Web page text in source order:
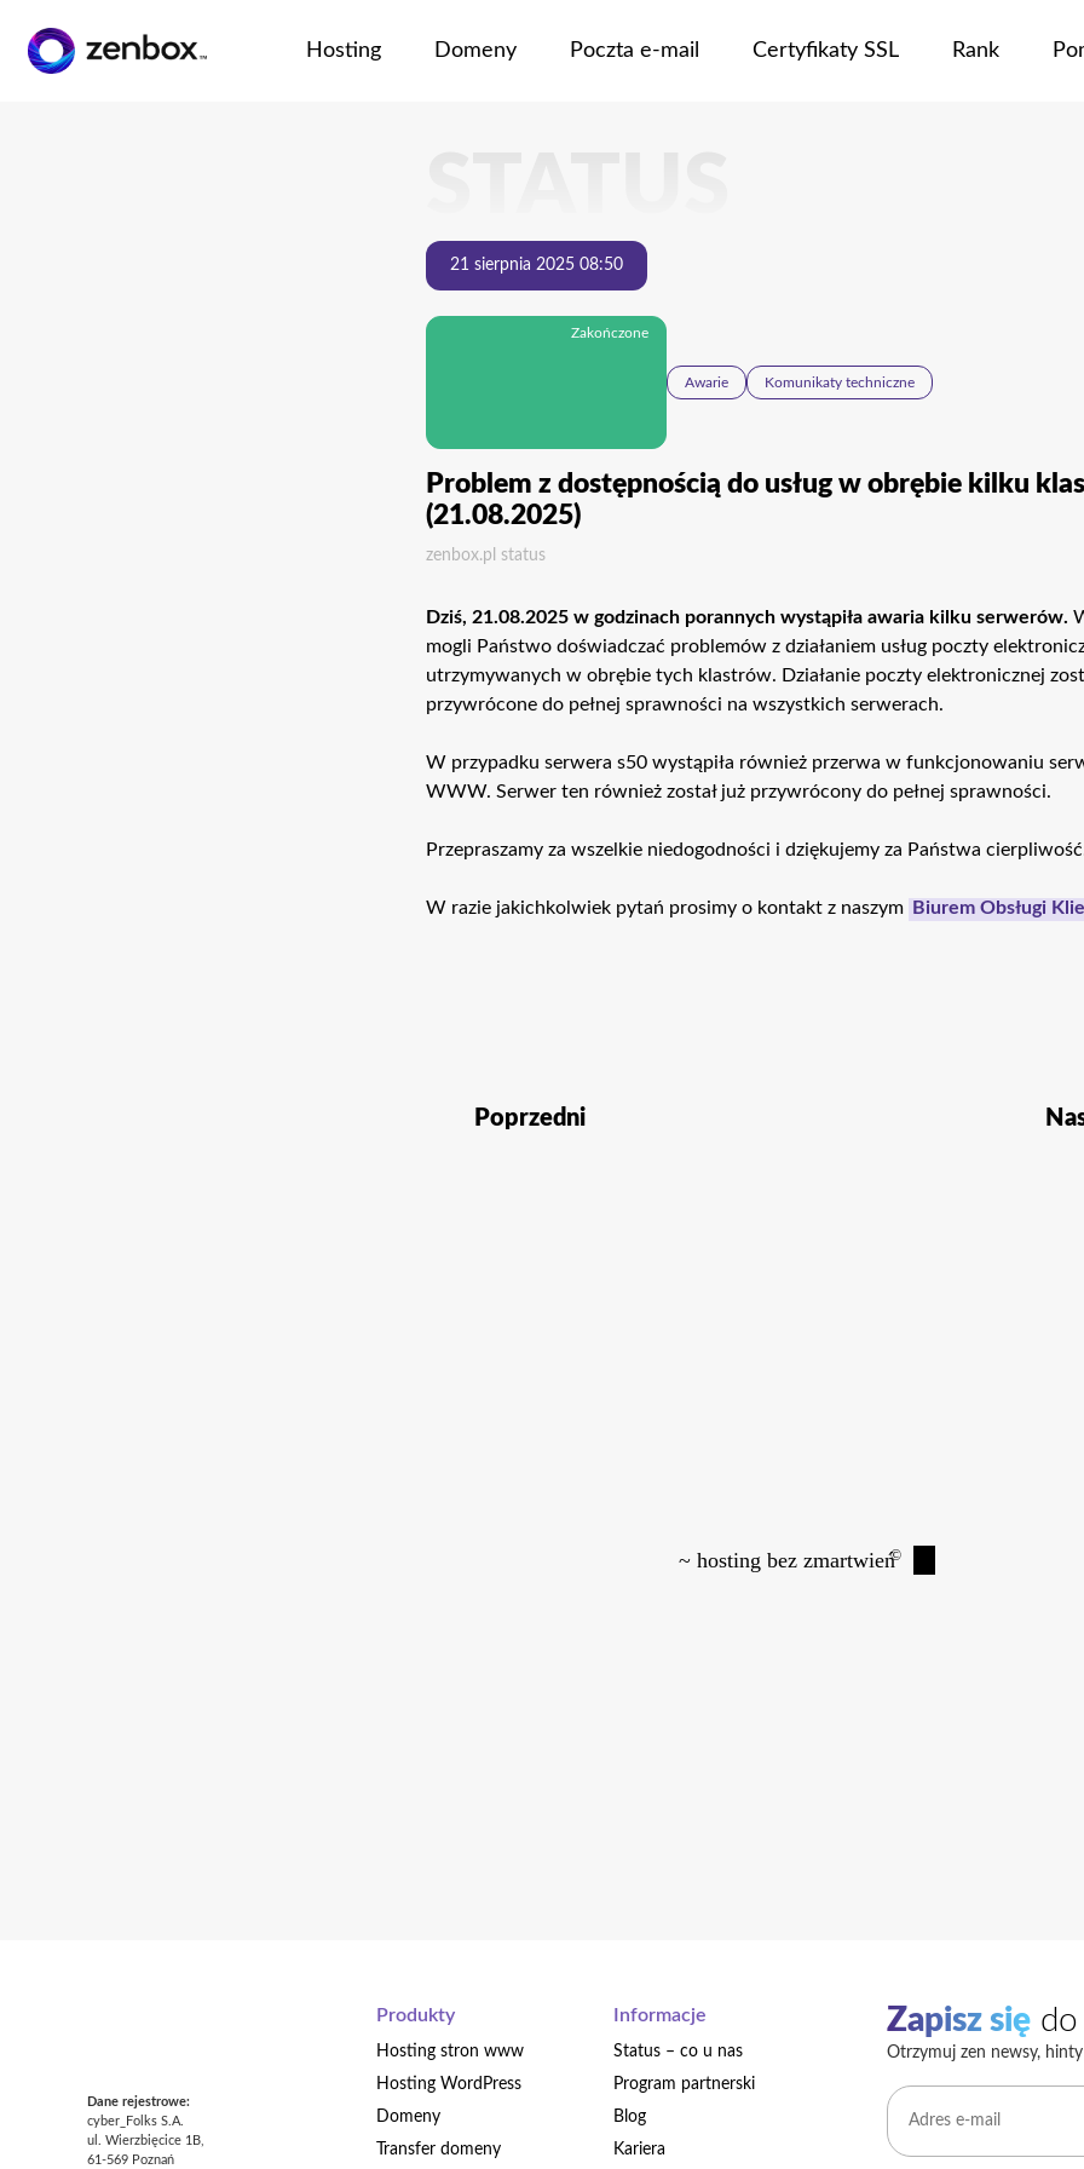
Hosting Domeny Poczta e-mail Certyfikaty SSL Rank
21 sierpnia 2025 08:50
Zakończone
Awarie Komunikaty techniczne
Problem z dostępnością do usług w obrębie kilku
(21.08.2025)
zenbox.pl status
Dziś, 21.08.2025 w godzinach porannych wystąpiła awaria kilku serwerów.
mogli Państwo doświadczać problemów z działaniem usług poczty
utrzymywanych w obrębie tych klastrów. Działanie poczty elektronicznej
przywrócone do pełnej sprawności na wszystkich serwerach.
W przypadku serwera s50 wystąpiła również przerwa w funkcjonowaniu
WWW. Serwer ten również został już przywrócony do pełnej sprawności.
Przepraszamy za wszelkie niedogodności i dziękujemy za Państwa
W razie jakichkolwiek pytań prosimy o kontakt z naszym Biurem Obsługi
Poprzedni
~ hosting bez zmartwień
©
Dane rejestrowe:
cyber_Folks S.A.
ul. Wierzbięcice 1B,
61-569 Poznań
Produkty
Hosting stron www
Hosting WordPress
Domeny
Transfer domeny
Informacje
Status – co u nas
Program partnerski
Blog
Kariera
Zapisz się
Otrzymuj zen newsy,